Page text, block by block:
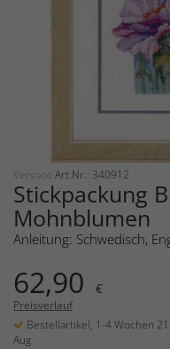
Vervaco Art.Nr.: 340912
Stickpackung
Mohnblumen
Anleitung: Schwedisch,
62,90 €
Preisverlauf
Bestellartikel, 1-4 Wochen 21
Aug